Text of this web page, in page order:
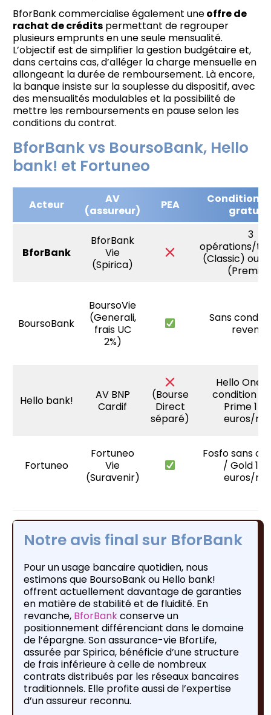
BforBank commercialise également uneoffre de
rachat de crédits permettant de regrouper
plusieurs emprunts en une seule mensualité.
L’objectif est de simplifier la gestion budgétaire et,
dans certains cas, d’alléger la charge mensuelle en
allongeant la durée de remboursement. Là encore,
la banque insiste sur la souplesse du dispositif, avec
des mensualités modulables et la possibilité de
mettre les remboursements en pause selon les
conditions du contrat.
BforBank vs BoursoBank, Hello
bank! et Fortuneo
Acteur
AV
(assureur)
PEA
Conditions
BforBank
BforBank
Vie
(Spirica)
3
opérations/
(Classic) ou
BoursoBank
BoursoVie
(Generali,
frais UC
2%)
Sans
revenus
Hello bank!
AV BNP
Cardif
(Bourse
Direct
séparé)
Hello One
condition /
Prime 1
euros/
Fortuneo
Fortuneo
Vie
(Suravenir)
Fosfo sans
/ Gold 1
euros/
Notre avis final sur BforBank
Pour un usage bancaire quotidien, nous
estimons que BoursoBank ou Hello bank!
offrent actuellement davantage de garanties
en matière de stabilité et de fluidité. En
revanche, BforBankconserve un
positionnement différenciant dans le domaine
de l’épargne. Son assurance-vie BforLife,
assurée par Spirica, bénéficie d’une structure
de frais inférieure à celle de nombreux
contrats distribués par les réseaux bancaires
traditionnels. Elle profite aussi de l’expertise
d’un assureur reconnu.